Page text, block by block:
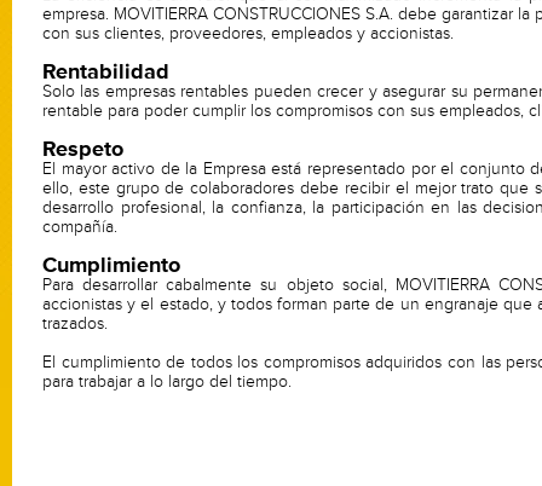
empresa. MOVITIERRA CONSTRUCCIONES S.A. debe
con sus clientes, proveedores, empleados y accionistas.
Rentabilidad
Solo las empresas rentables pueden crecer y asegurar su
rentable para poder cumplir los compromisos con sus empleados,
Respeto
El mayor activo de la Empresa está representado por el conjunto
ello, este grupo de colaboradores debe recibir el mejor trato
desarrollo profesional, la confianza, la participación en las
compañía.
Cumplimiento
Para desarrollar cabalmente su objeto social, MOVITIERRA
accionistas y el estado, y todos forman parte de un engranaje
trazados.
El cumplimiento de todos los compromisos adquiridos con las
para trabajar a lo largo del tiempo.